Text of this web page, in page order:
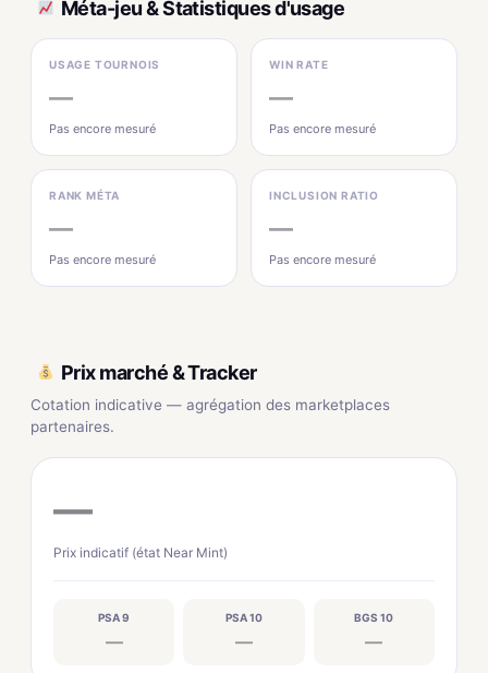
Méta-jeu & Statistiques d'usage
USAGE TOURNOIS
—
Pas encore mesuré
WIN RATE
—
Pas encore mesuré
RANK MÉTA
—
Pas encore mesuré
INCLUSION RATIO
—
Pas encore mesuré
Prix marché & Tracker
Cotation indicative — agrégation des marketplaces
partenaires.
—
Prix indicatif (état Near Mint)
PSA 9
—
PSA 10
—
BGS 10
—